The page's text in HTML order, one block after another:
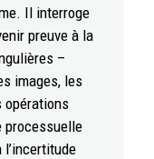
Il interroge
preuve à la
–
images, les
opérations
processuelle